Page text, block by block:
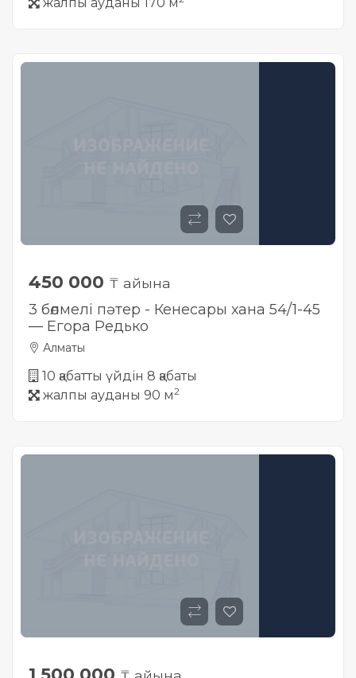
450 000 ₸ айына
3 бөлмелі пәтер - Кенесары хана 54/1-45
— Егора Редько
Алматы
10 қабатты үйдін 8 қабаты
жалпы ауданы 90 м2